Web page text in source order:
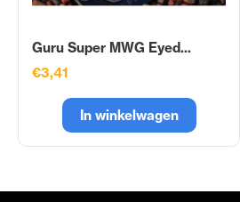
Guru Super MWG Eyed...
€3,41
In winkelwagen